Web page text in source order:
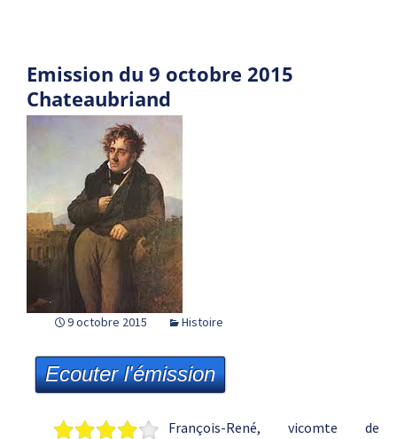
Emission du 9 octobre 2015
Chateaubriand
9 octobre 2015 Histoire
Ecouter l'émission
François-René, vicomte de